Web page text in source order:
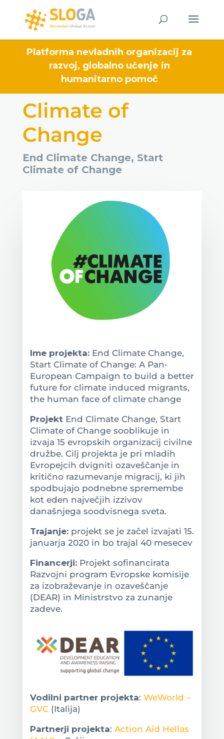
Platforma nevladnih organizacij za
razvoj, globalno učenje in
humanitarno pomoč
Climate of
Change
End Climate Change, Start
Climate of Change
Ime projekta:End Climate Change,
Start Climate of Change: A Pan-
European Campaign to build a better
future for climate induced migrants,
the human face of climate change
ProjektEnd Climate Change, Start
Climate of Change sooblikuje in
izvaja 15 evropskih organizacij civilne
družbe. Cilj projekta je pri mladih
Evropejcih dvigniti ozaveščanje in
kritično razumevanje migracij, ki jih
spodbujajo podnebne spremembe
kot eden največjih izzivov
današnjega soodvisnega sveta.
Trajanje:projekt se je začel izvajati 15.
januarja 2020 in bo trajal 40 mesecev
Financerji:Projekt sofinancirata
Razvojni program Evropske komisije
za izobraževanje in ozaveščanje
(DEAR) in Ministrstvo za zunanje
zadeve.
Vodilni partner projekta: WeWorld –
GVC(Italija)
Partnerji projekta: Action Aid Hellas